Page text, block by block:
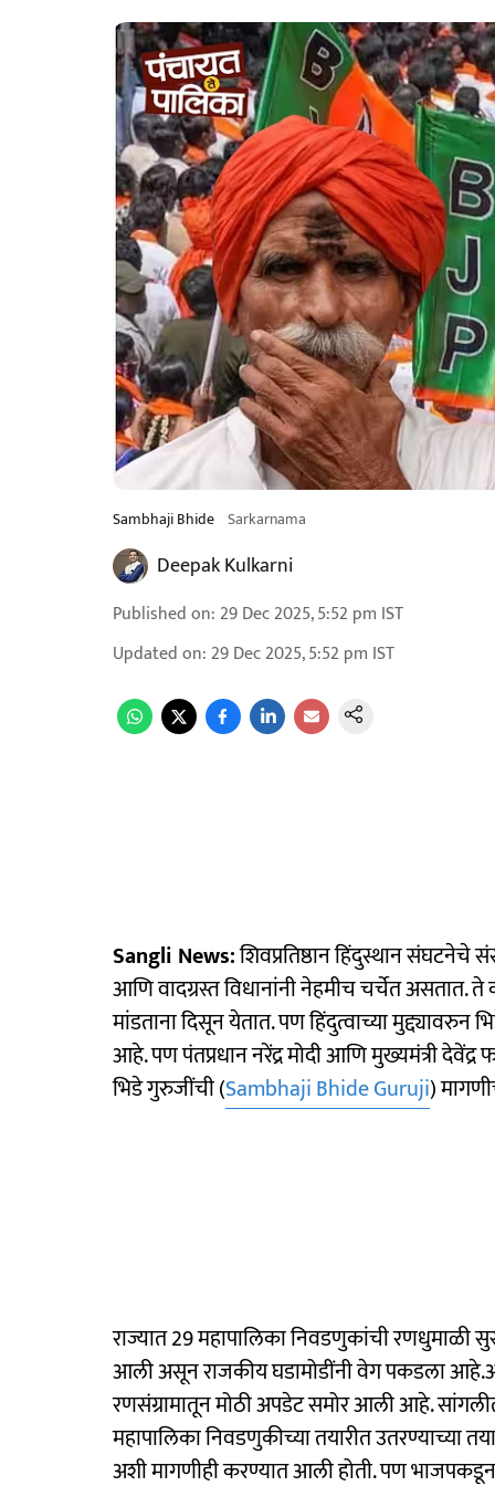
Sambhaji Bhide Sarkarnama
Deepak Kulkarni
Published on: 29 Dec 2025, 5:52 pm IST
Updated on: 29 Dec 2025, 5:52 pm IST
Sangli News:शिवप्रतिष्ठान हिंदुस्थान संघटनेचे
आणि वादग्रस्त विधानांनी नेहमीच चर्चेत
मांडताना दिसून येतात. पण हिंदुत्वाच्या
आहे. पण पंतप्रधान नरेंद्र मोदी आणि मुख्यमंत्री
भिडे गुरुजींची (Sambhaji Bhide Guruji)
राज्यात 29 महापालिका निवडणुकांची रणधुमाळी
आली असून राजकीय घडामोडींनी वेग पकडला
रणसंग्रामातून मोठी अपडेट समोर आली आहे.
महापालिका निवडणुकीच्या तयारीत उतरण्याच्या
अशी मागणीही करण्यात आली होती. पण